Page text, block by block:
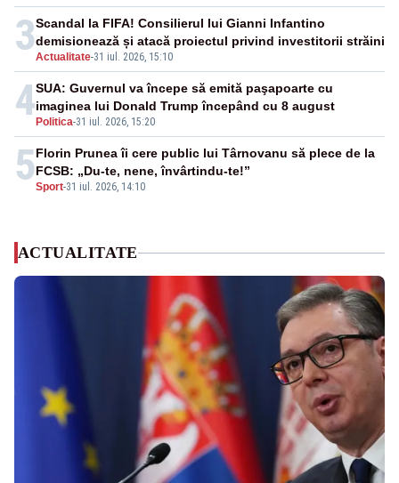
3Actualitate-31 iul. 2026, 15:10
Scandal la FIFA! Consilierul lui Gianni Infantino
demisionează și atacă proiectul privind investitorii străini
4 Politica-31 iul. 2026, 15:20
SUA: Guvernul va începe să emită paşapoarte cu
imaginea lui Donald Trump începând cu 8 august
5Sport-31 iul. 2026, 14:10
Florin Prunea îi cere public lui Târnovanu să plece de la
FCSB: „Du-te, nene, învârtindu-te!”
ACTUALITATE